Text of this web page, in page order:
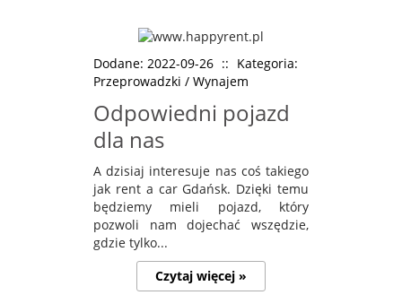
Dodane: 2022-09-26 :: Kategoria:
Przeprowadzki / Wynajem
Odpowiedni pojazd
dla nas
A dzisiaj interesuje nas coś takiego
jak rent a car Gdańsk. Dzięki temu
będziemy mieli pojazd, który
pozwoli nam dojechać wszędzie,
gdzie tylko...
Czytaj więcej »